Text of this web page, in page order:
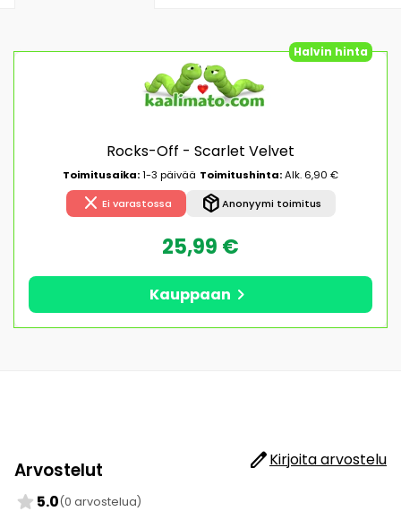
Halvin hinta
Rocks-Off - Scarlet Velvet
Toimitusaika:1-3 päivää Toimitushinta:Alk. 6,90 €
close Ei varastossa package_2Anonyymi toimitus
25,99 €
Kauppaan chevron_right
Arvostelut editKirjoita arvostelu
star 5.0(0 arvostelua)